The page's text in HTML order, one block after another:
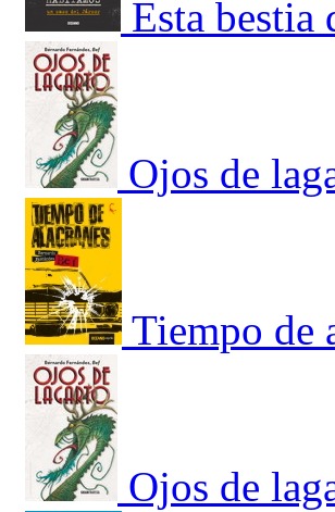
Esta bestia
Ojos de
Tiempo de
Ojos de